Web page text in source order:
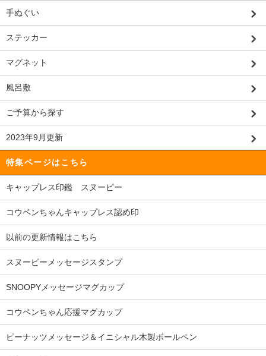
手ぬぐい
ステッカー
マグネット
風呂敷
ご予算から探す
2023年9月更新
特集ページはこちら
キャップレス印鑑 スヌーピー
コウペンちゃんキャップレス認め印
以前の更新情報はこちら
スヌーピーメッセージスタンプ
SNOOPYメッセージマグカップ
コウペンちゃん応援マグカップ
ピーナッツメッセージ＆イニシャル木製ボールペン